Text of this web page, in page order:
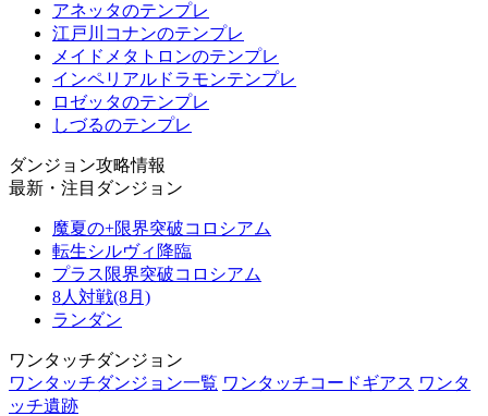
アネッタのテンプレ
江戸川コナンのテンプレ
メイドメタトロンのテンプレ
インペリアルドラモンテンプレ
ロゼッタのテンプレ
しづるのテンプレ
ダンジョン攻略情報
最新・注目ダンジョン
魔夏の+限界突破コロシアム
転生シルヴィ降臨
プラス限界突破コロシアム
8人対戦(8月)
ランダン
ワンタッチダンジョン
ワンタッチダンジョン一覧 ワンタッチコードギアス ワンタ
ッチ遺跡